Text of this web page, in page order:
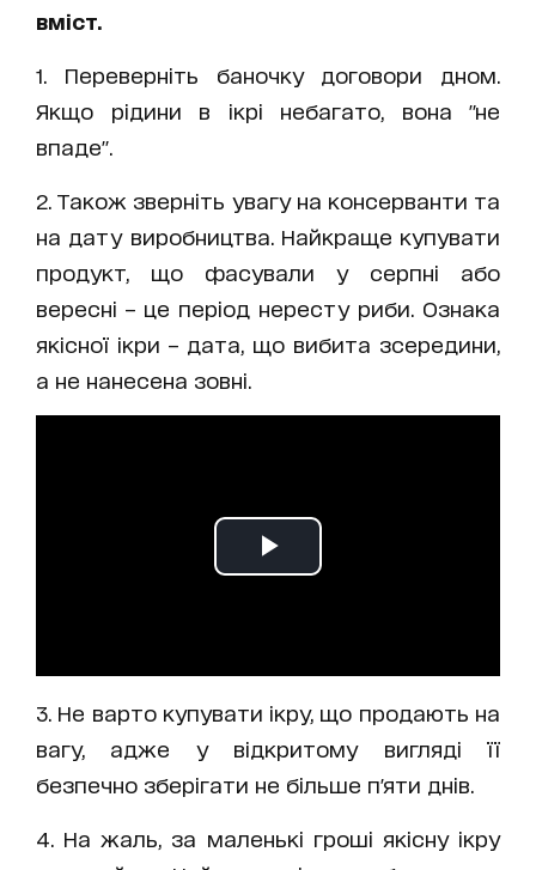
вміст.
1. Переверніть баночку договори дном.
Якщо рідини в ікрі небагато, вона "не
впаде".
2. Також зверніть увагу на консерванти та
на дату виробництва. Найкраще купувати
продукт, що фасували у серпні або
вересні – це період нересту риби. Ознака
якісної ікри – дата, що вибита зсередини,
а не нанесена зовні.
3. Не варто купувати ікру, що продають на
вагу, адже у відкритому вигляді її
безпечно зберігати не більше п'яти днів.
4. На жаль, за маленькі гроші якісну ікру